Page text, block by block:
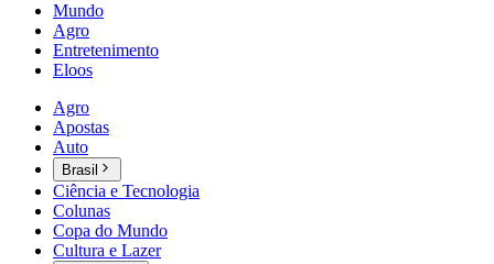
Mundo
Agro
Entretenimento
Eloos
Agro
Apostas
Auto
Brasil
Ciência e Tecnologia
Colunas
Copa do Mundo
Cultura e Lazer